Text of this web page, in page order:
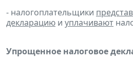
- налогоплательщики
декларацию и уплачивают
Упрощенное налоговое